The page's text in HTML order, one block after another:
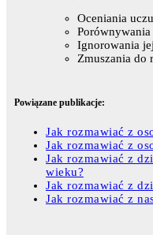
Oceniania
Ignorowania
Zmuszania do
Powiązane publikacje:
Jak rozmawiać z
Jak rozmawiać z
Jak rozmawiać z
wieku?
Jak rozmawiać z
Jak rozmawiać z